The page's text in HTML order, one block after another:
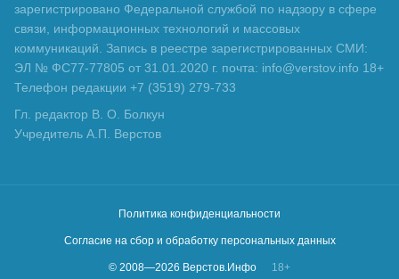
зарегистрировано Федеральной службой по надзору в сфере
связи, информационных технологий и массовых
коммуникаций. Запись в реестре зарегистрированных СМИ:
ЭЛ № ФС77-77805 от 31.01.2020 г. почта: info@verstov.info 18+
Телефон редакции +7 (3519) 279-733
Гл. редактор В. О. Болкун
Учредитель А.П. Верстов
Политика конфиденциальности
Согласие на сбор и обработку персональных данных
© 2008—2026 Верстов.Инфо 18+